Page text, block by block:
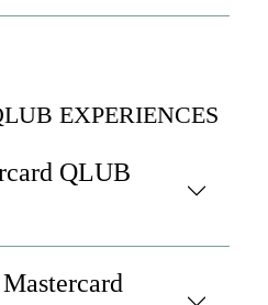
EXPERIENCES
QLUB